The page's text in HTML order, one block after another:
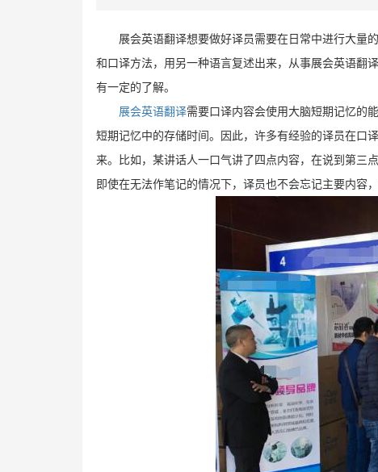
展会英语翻译想要做好译员需要在日常中进行大量
和口译方法，用另一种语言复述出来，从事展会英语翻
有一定的了解。
展会英语翻译需要口译内容会使用大脑短期记忆的
短期记忆中的存储时间。因此，许多有经验的译员在口
来。比如，某讲话人一口气讲了四点内容，在说到第三
即使在无法作笔记的情况下，译员也不会忘记主要内容